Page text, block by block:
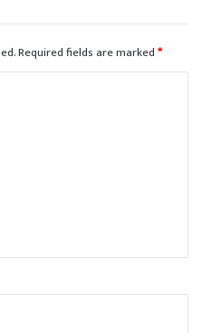
Required fields are marked*